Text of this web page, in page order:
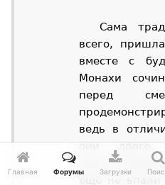
Сама
всего,
вместе с
Монахи
перед
ведь в
они
ещё не
Главная Форумы Загрузки